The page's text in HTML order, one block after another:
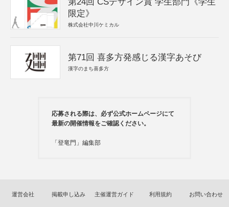
第24回 CSデザイン賞 学生部門《学生
限定》
株式会社中川ケミカル
第71回 喜多方発感じる漢字あそび
漢字のまち喜多方
応募される際は、必ず公式ホームページにて
最新の開催情報をご確認ください。
「登竜門」編集部
運営会社 掲載申し込み 主催運営ガイド 利用規約 お問い合わせ